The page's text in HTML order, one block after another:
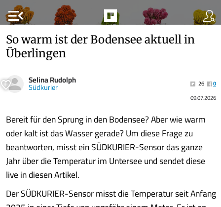
menu_open
So warm ist der Bodensee aktuell in
Überlingen
Selina Rudolph
Südkurier 26
0
09.07.2026
Bereit für den Sprung in den Bodensee? Aber wie warm
oder kalt ist das Wasser gerade? Um diese Frage zu
beantworten, misst ein SÜDKURIER-Sensor das ganze
Jahr über die Temperatur im Untersee und sendet diese
live in diesen Artikel.
Der SÜDKURIER-Sensor misst die Temperatur seit Anfang